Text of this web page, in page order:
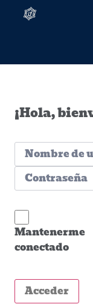
¡Hola,
Mantenerme
conectado
Acceder